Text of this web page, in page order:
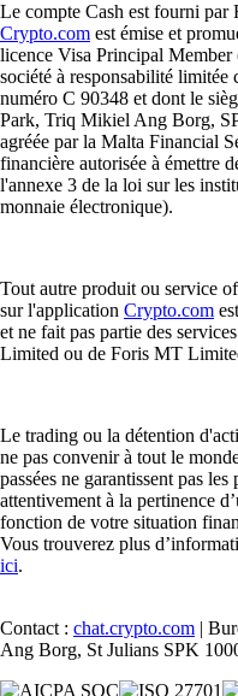
Le compte Cash est fourni
Crypto.com est émise et
licence Visa Principal
société à responsabilité
numéro C 90348 et dont le
Park, Triq Mikiel Ang Borg,
agréée par la Malta Financial
financière autorisée à émettre
l'annexe 3 de la loi sur les
monnaie électronique).
Tout autre produit ou service
sur l'application Crypto.com
et ne fait pas partie des
Limited ou de Foris MT
Le trading ou la détention
ne pas convenir à tout le
passées ne garantissent pas
attentivement à la pertinence
fonction de votre situation
Vous trouverez plus
ici.
Contact : chat.crypto.com |
Ang Borg, St Julians SPK